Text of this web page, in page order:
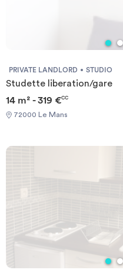
PRIVATE LANDLORD STUDIO
Studette liberation/gare
14 m² - 319 €CC
72000 Le Mans